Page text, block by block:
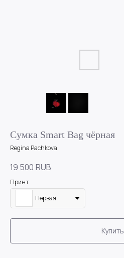
Сумка Smart Bag чёрная
Regina Pachkova
19 500 RUB
Принт
Первая
Купить